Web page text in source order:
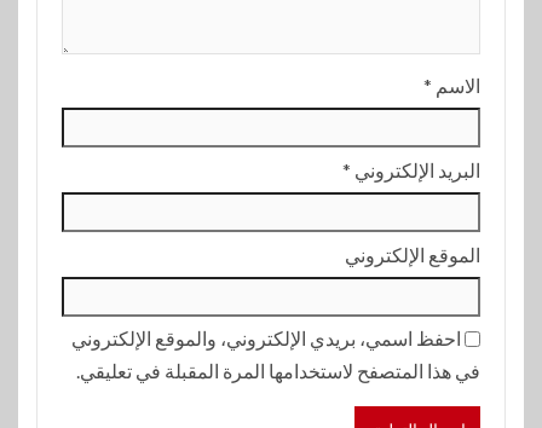
الاسم *
البريد الإلكتروني *
الموقع الإلكتروني
احفظ اسمي، بريدي الإلكتروني، والموقع الإلكتروني
في هذا المتصفح لاستخدامها المرة المقبلة في تعليقي.